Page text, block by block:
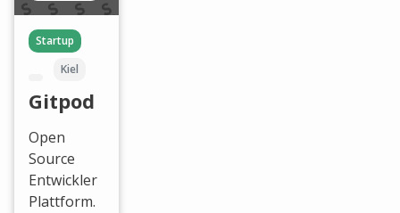
Startup
Kiel
Gitpod
Open
Source
Entwickler
Plattform.